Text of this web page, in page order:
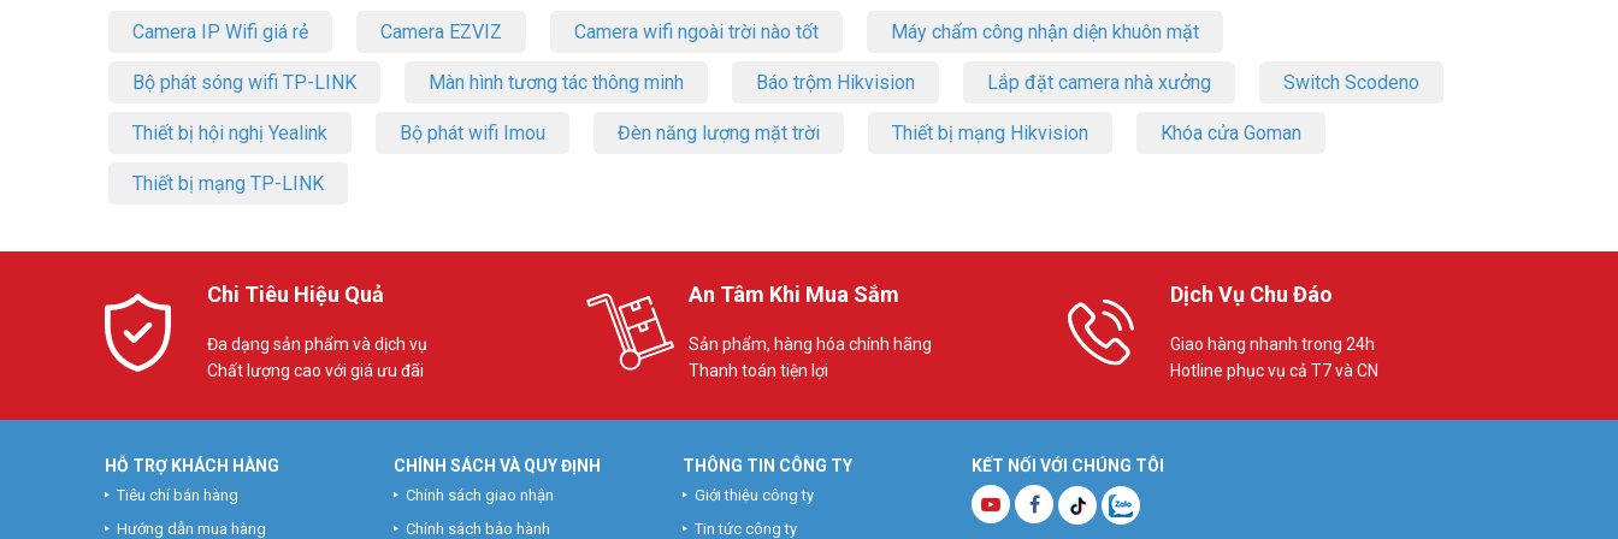
Camera IP Wifi giá rẻ Camera EZVIZ Camera wifi ngoài trời nào tốt Máy chấm công nhận diện khuôn mặt
Bộ phát sóng wifi TP-LINK Màn hình tương tác thông minh Báo trộm Hikvision Lắp đặt camera nhà xưởng Switch Scodeno
Thiết bị hội nghị Yealink Bộ phát wifi Imou Đèn năng lượng mặt trời Thiết bị mạng Hikvision Khóa cửa Goman
Thiết bị mạng TP-LINK
Chi Tiêu Hiệu Quả
Đa dạng sản phẩm và dịch vụ
Chất lượng cao với giá ưu đãi
An Tâm Khi Mua Sắm
Sản phẩm, hàng hóa chính hãng
Thanh toán tiện lợi
Dịch Vụ Chu Đáo
Giao hàng nhanh trong 24h
Hotline phục vụ cả T7 và CN
KẾT NỐI VỚI CHÚNG TÔI
HỖ TRỢ KHÁCH HÀNG
Tiêu chí bán hàng
Hướng dẫn mua hàng
CHÍNH SÁCH VÀ QUY ĐỊNH
Chính sách giao nhận
Chính sách bảo hành
THÔNG TIN CÔNG TY
Giới thiệu công ty
Tin tức công ty